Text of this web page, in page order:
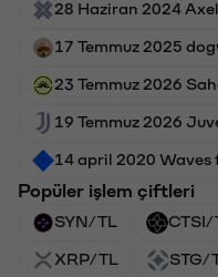
28 Haziran 2024
17 Temmuz 2025
23 Temmuz 2026
19 Temmuz 2026
14 april 2020 Waves
Popüler işlem çiftleri
SYN/TL CTSI/
XRP/TL STG/